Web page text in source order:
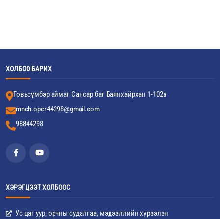
ХОЛБОО БАРИХ
Говьсүмбэр аймаг Сансар баг Баянхайрхан 1-102а
mnch.oper44298@gmail.com
98844298
ХЭРЭГЦЭЭТ ХОЛБООС
Ус цаг уур, орчны судалгаа, мэдээллийн хүрээлэн